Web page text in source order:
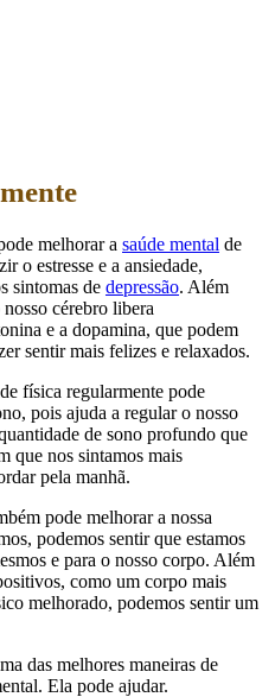
melhorar a saúde mental de
o estresse e a ansiedade,
sintomas de depressão. Além
cérebro libera
e a dopamina, que podem
sentir mais felizes e relaxados.
física regularmente pode
pois ajuda a regular o nosso
de sono profundo que
que nos sintamos mais
pela manhã.
pode melhorar a nossa
podemos sentir que estamos
e para o nosso corpo. Além
como um corpo mais
melhorado, podemos sentir um
das melhores maneiras de
Ela pode ajudar.